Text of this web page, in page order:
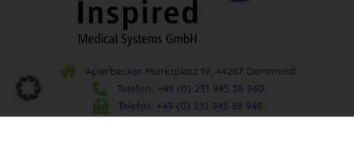
Aplerbecker Marktplatz 19, 44287 Dortmund
Telefon: +49 (0) 231 945 38 940
Telefax: +49 (0) 231 945 38 949